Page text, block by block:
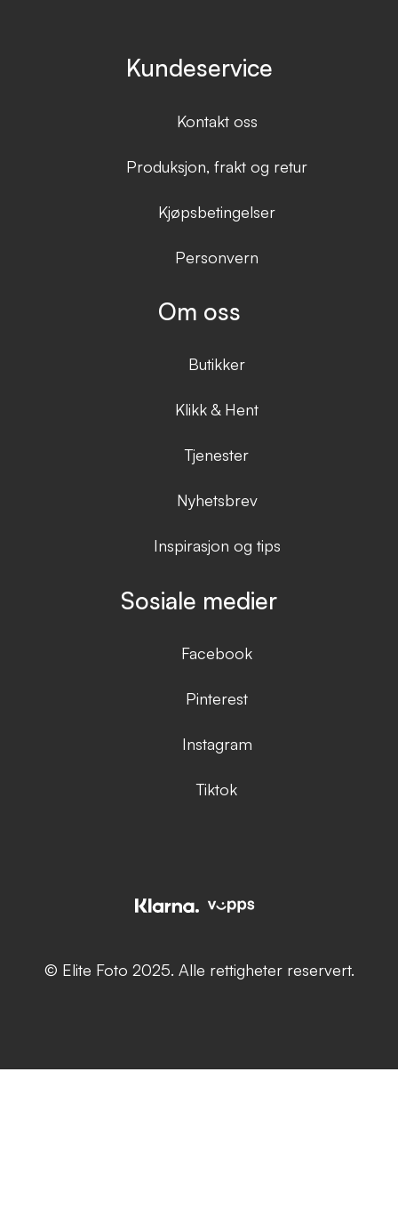
Kundeservice
Kontakt oss
Produksjon, frakt og retur
Kjøpsbetingelser
Personvern
Om oss
Butikker
Klikk & Hent
Tjenester
Nyhetsbrev
Inspirasjon og tips
Sosiale medier
Facebook
Pinterest
Instagram
Tiktok
© Elite Foto 2025. Alle rettigheter reservert.